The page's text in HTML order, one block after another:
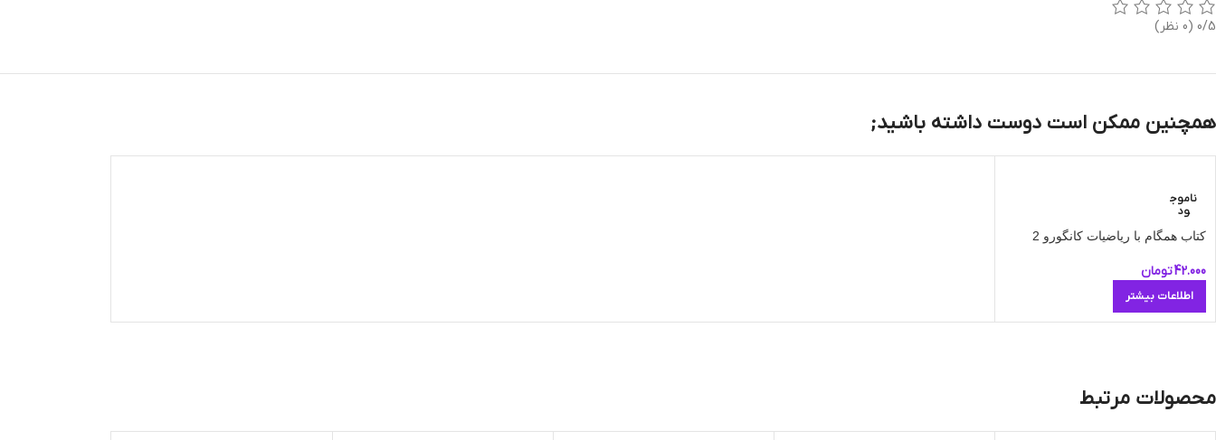
0/5 (0 نظر)
همچنین ممکن است دوست داشته باشید;
ناموج
ود
کتاب همگام با ریاضیات کانگورو 2
42.000تومان
اطلاعات بیشتر
محصولات مرتبط